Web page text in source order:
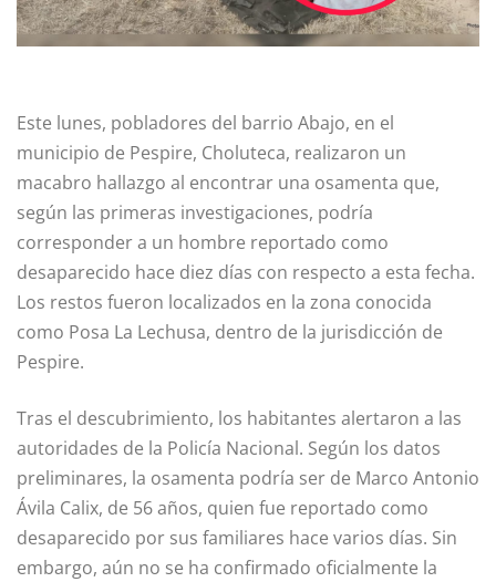
Este lunes, pobladores del barrio Abajo, en el
municipio de Pespire, Choluteca, realizaron un
macabro hallazgo al encontrar una osamenta que,
según las primeras investigaciones, podría
corresponder a un hombre reportado como
desaparecido hace diez días con respecto a esta fecha.
Los restos fueron localizados en la zona conocida
como Posa La Lechusa, dentro de la jurisdicción de
Pespire.
Tras el descubrimiento, los habitantes alertaron a las
autoridades de la Policía Nacional. Según los datos
preliminares, la osamenta podría ser de Marco Antonio
Ávila Calix, de 56 años, quien fue reportado como
desaparecido por sus familiares hace varios días. Sin
embargo, aún no se ha confirmado oficialmente la